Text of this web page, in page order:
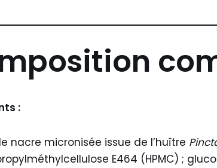
:
nacre micronisée issue de l’huître
E464 (HPMC) ;